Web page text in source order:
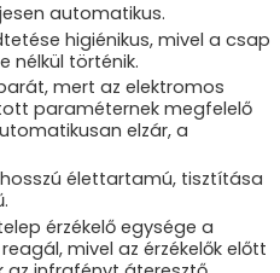
automatikus.
higiénikus, mivel a csap
nélkül történik.
mert az elektromos
paraméternek megfelelő
elzár, a
élettartamú, tisztítása
érzékelő egysége a
mivel az érzékelők előtt